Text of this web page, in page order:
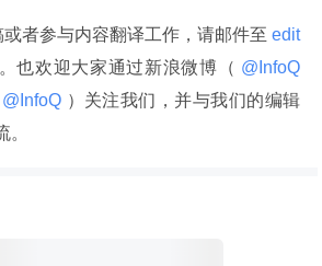
者参与内容翻译工作，请邮件至 edit
。也欢迎大家通过新浪微博（
@InfoQ ）关注我们，并与我们的编辑